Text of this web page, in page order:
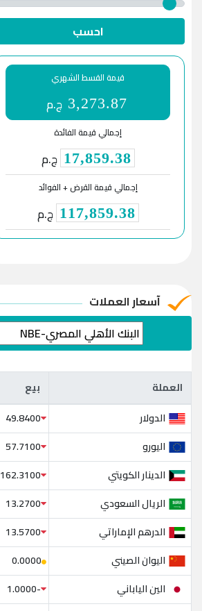
احسب
قيمة القسط الشهري
3,273.87 ج.م
إجمالي قيمة الفائدة
17,859.38 ج.م
إجمالي قيمة القرض + الفوائد
117,859.38 ج.م
آسعار العملات
العملة بيع العملة بيع
الدولار
49.8400
اليورو
57.7100
الدينار الكويتي
162.3100
الريال السعودي
13.2700
الدرهم الإماراتي
13.5700
اليوان الصيني
0.0000
الين الياباني
-1.0000